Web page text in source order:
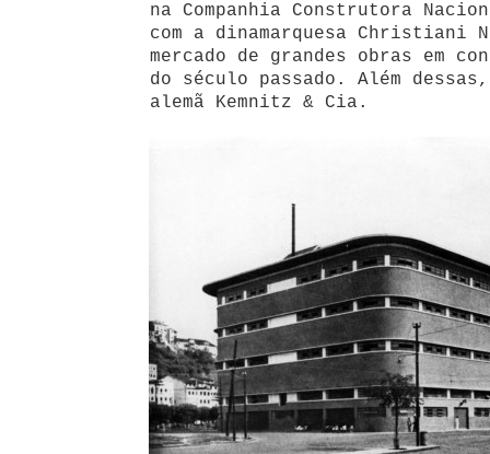
na Companhia Construtora
com a dinamarquesa Christiani
mercado de grandes obras em
do século passado. Além
alemã Kemnitz & Cia.